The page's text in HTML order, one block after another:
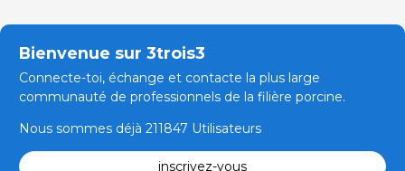
Bienvenue sur 3trois3
Connecte-toi, échange et contacte la plus large
communauté de professionnels de la filière porcine.
Nous sommes déjà 211847 Utilisateurs
inscrivez-vous